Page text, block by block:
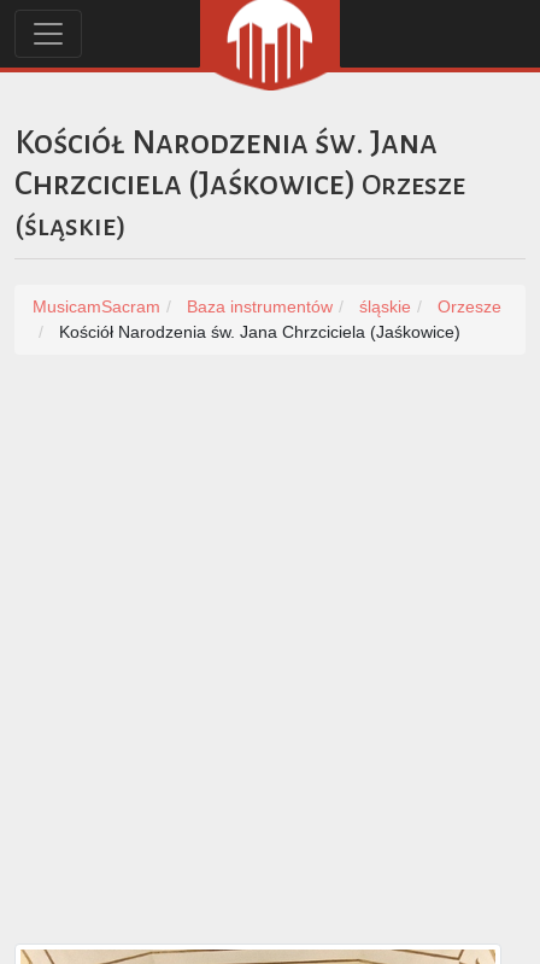
Kościół Narodzenia św. Jana
Chrzciciela (Jaśkowice) Orzesze
(śląskie)
MusicamSacram Baza instrumentów śląskie
Orzesze
Kościół Narodzenia św. Jana Chrzciciela (Jaśkowice)